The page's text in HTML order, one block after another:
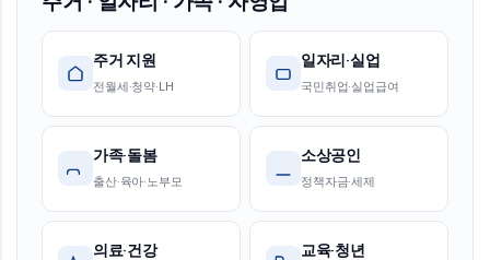
주거 지원
전월세·청약·LH
일자리·실업
국민취업·실업급여
가족·돌봄
출산·육아·노부모
소상공인
정책자금·세제
의료·건강 교육·청년